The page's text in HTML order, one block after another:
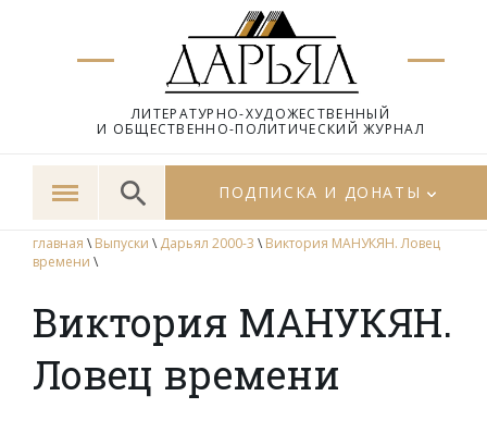
ЛИТЕРАТУРНО-ХУДОЖЕСТВЕННЫЙ
И ОБЩЕСТВЕННО-ПОЛИТИЧЕСКИЙ ЖУРНАЛ
ПОДПИСКА И ДОНАТЫ
главная \ Выпуски \ Дарьял 2000-3 \ Виктория МАНУКЯН. Ловец
времени \
Виктория МАНУКЯН.
Ловец времени